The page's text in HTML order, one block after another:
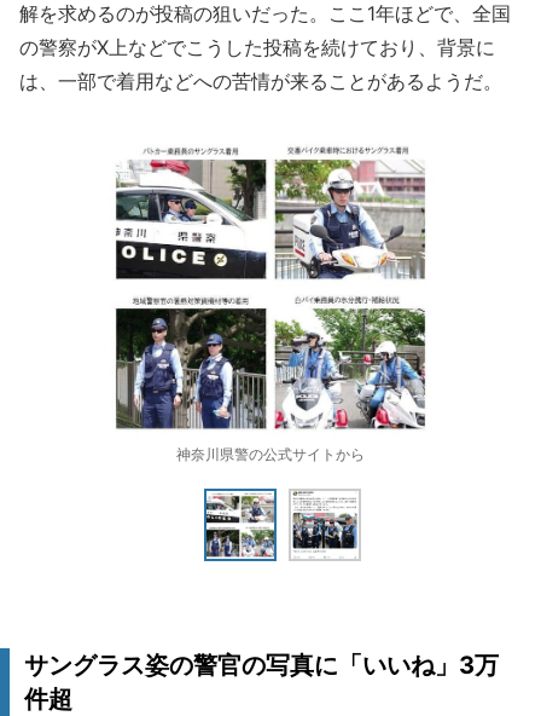
解を求めるのが投稿の狙いだった。ここ1年ほどで、全国
の警察がX上などでこうした投稿を続けており、背景に
は、一部で着用などへの苦情が来ることがあるようだ。
神奈川県警の公式サイトから
サングラス姿の警官の写真に「いいね」3万
件超